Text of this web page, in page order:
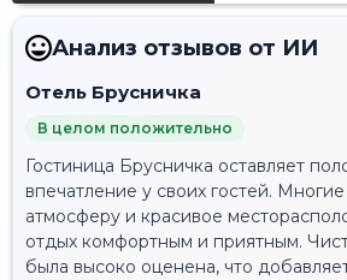
Анализ отзывов от ИИ
Отель Брусничка
В целом положительно
Гостиница Брусничка оставляет
впечатление у своих гостей.
атмосферу и красивое
отдых комфортным и приятным.
была высоко оценена, что